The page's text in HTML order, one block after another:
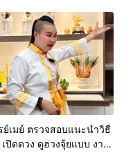
ย์เมย์ ตรวจสอบ​แนะนำวิธี
ปิดดวง ดูฮวงจุ้ย​แบบ งาน